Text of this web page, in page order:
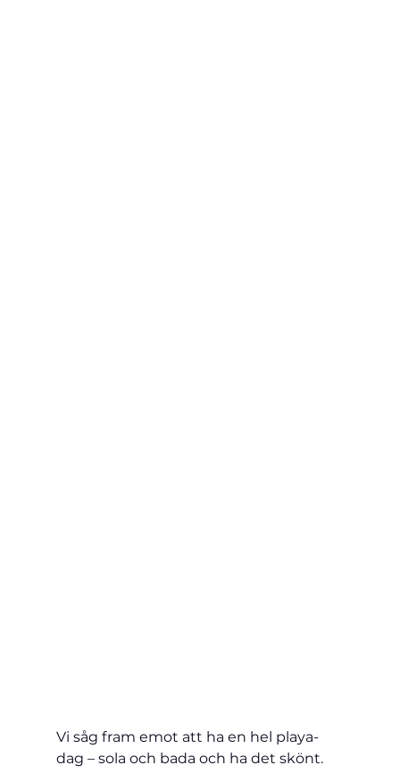
Vi såg fram emot att ha en hel playa-
dag – sola och bada och ha det skönt.